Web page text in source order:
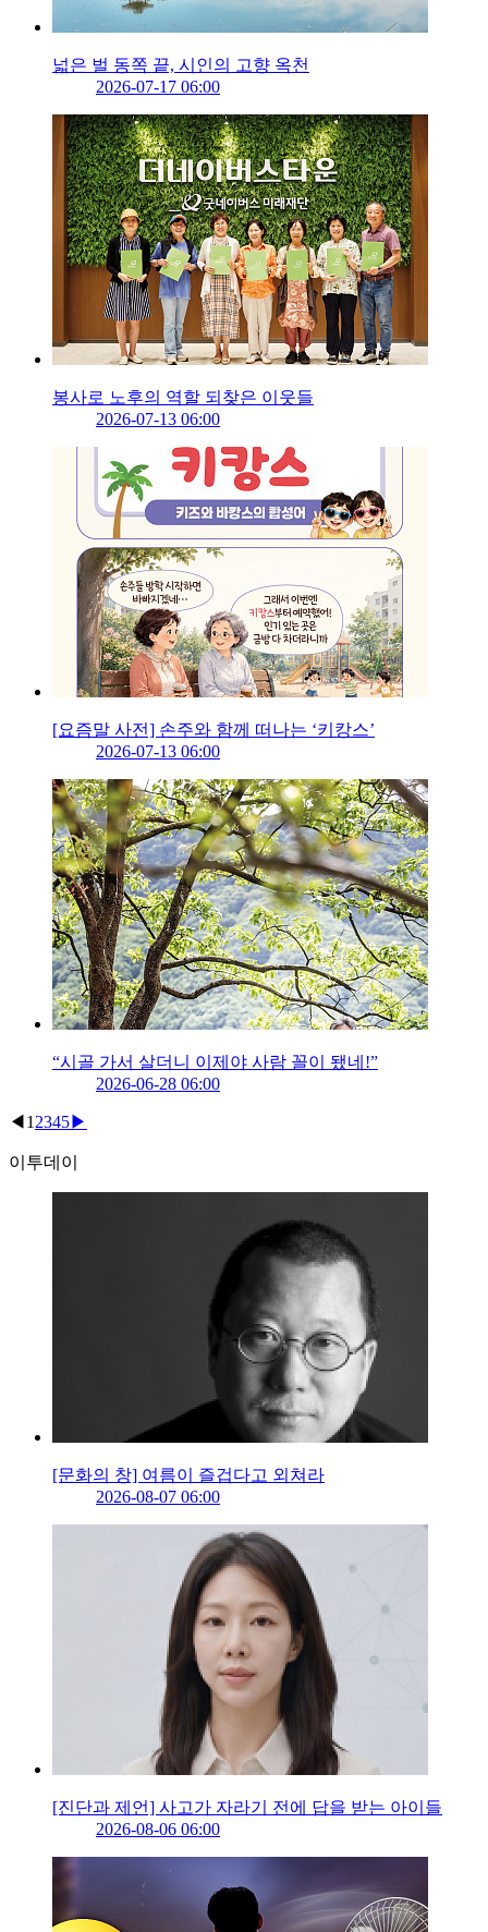
넓은 벌 동쪽 끝, 시인의 고향 옥천
2026-07-17 06:00
봉사로 노후의 역할 되찾은 이웃들
2026-07-13 06:00
[요즘말 사전] 손주와 함께 떠나는 ‘키캉스’
2026-07-13 06:00
“시골 가서 살더니 이제야 사람 꼴이 됐네!”
2026-06-28 06:00
◀ 1 2345▶
이투데이
[문화의 창] 여름이 즐겁다고 외쳐라
2026-08-07 06:00
[진단과 제언] 사고가 자라기 전에 답을 받는 아이들
2026-08-06 06:00